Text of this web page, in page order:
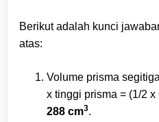
Berikut adalah kunci
atas:
Volume prisma
x tinggi prisma = (1/2
288 cm3.